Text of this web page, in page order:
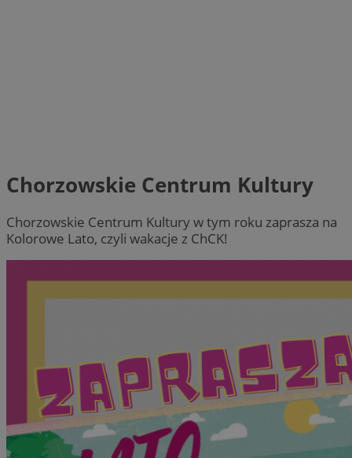
Chorzowskie Centrum Kultury
Chorzowskie Centrum Kultury w tym roku zaprasza na
Kolorowe Lato, czyli wakacje z ChCK!